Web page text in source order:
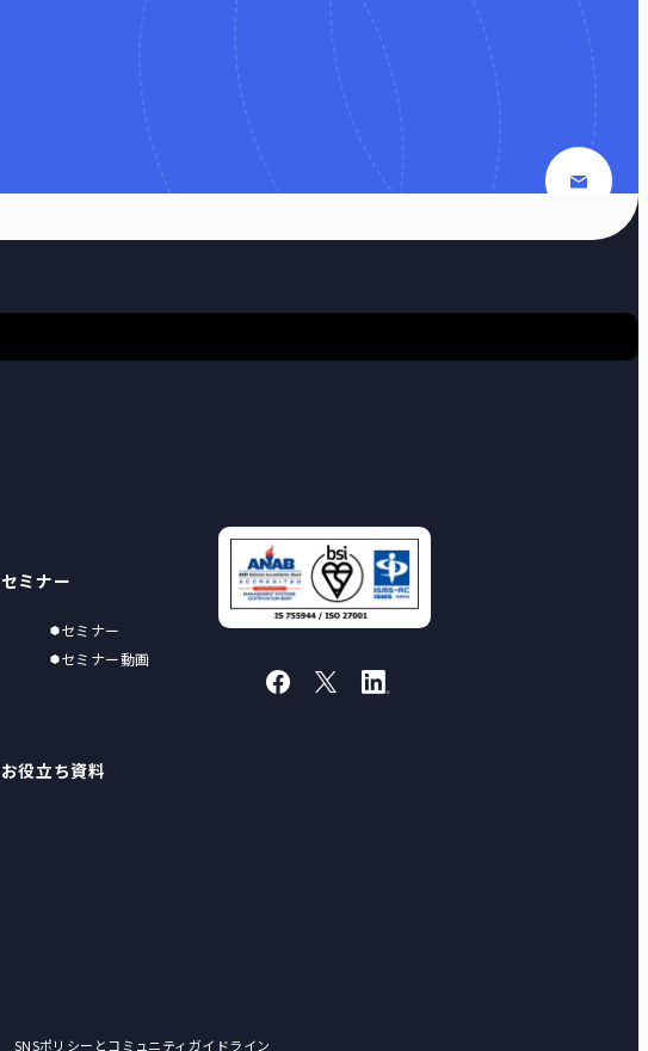
セミナー
セミナー
セミナー動画
お役立ち資料
SNSポリシーとコミュニティガイドライン